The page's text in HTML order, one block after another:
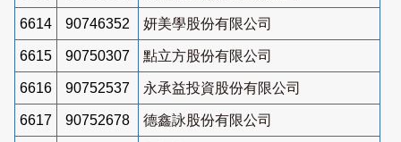
6614 90746352 妍美學股份有限公司
6615 90750307 點立方股份有限公司
6616 90752537 永承益投資股份有限公司
6617 90752678 德鑫詠股份有限公司